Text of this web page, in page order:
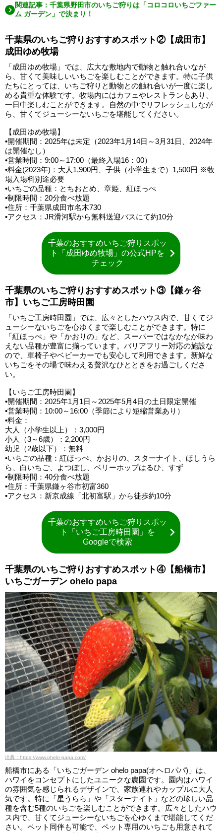
関連記事：千葉県野田市のいちご狩りは「コロコロいちごファー
ム ガーデン」で決まり！
千葉県のいちご狩りおすすめスポット②【成田市】
成田ゆめ牧場
「成田ゆめ牧場」では、広大な敷地内で動物と触れ合いなが
ら、甘くて美味しいいちごを楽しむことができます。特に子供
たちにとっては、いちご狩りと動物との触れ合いが一度に楽し
める貴重な体験です。牧場内にはカフェやレストランもあり、
一日中楽しむことができます。自然の中でリフレッシュしなが
ら、甘くてジューシーないちごを堪能してください。
【成田ゆめ牧場】
•開催期間：2025年は未定（2023年1月14日～3月31日、2024年
は開催なし）
•営業時間：9:00～17:00（最終入場16：00）
•料金(2023年)：大人1,900円、子供（小学生まで）1,500円 ※牧
場入場料別途必要
•いちごの品種：とちおとめ、章姫、紅ほっぺ
•制限時間：20分食べ放題
•住所：千葉県成田市名木730
•アクセス：JR滑河駅から無料送迎バスにて約10分
千葉のおすすめいちご狩りスポッ
ト「成田ゆめ牧場」の公式HPを
チェック
千葉県のいちご狩りおすすめスポット③【鎌ヶ谷
市】いちご工房時田園
「いちご工房時田園」では、広々としたハウス内で、甘くてジ
ューシーないちごを心ゆくまで楽しむことができます。特に
「紅ほっぺ」や「かおりの」など、スーパーではなかなか味わ
えない品種が豊富に揃っています。バリアフリー対応の施設な
ので、車椅子やベビーカーでも安心して利用できます。新鮮な
いちごをその場で味わえる贅沢なひとときをお過ごしくださ
い。
【いちご工房時田園】
•開催期間：2025年1月1日～2025年5月4日の土日限定開催
•営業時間：10:00～16:00（季節により短縮営業あり）
•料金：
大人（小学生以上）：3,000円
小人（3～6歳）：2,200円
幼児（2歳以下）：無料
•いちごの品種：紅ほっぺ、かおりの、スターナイト、ほしうら
ら、白いちご、よつぼし、ベリーホップはるひ、すず
•制限時間：40分食べ放題
•住所：千葉県鎌ヶ谷市初富360
•アクセス：新京成線「北初富駅」から徒歩約10分
千葉のおすすめいちご狩りスポッ
ト「いちご工房時田園」を
Googleで検索
千葉県のいちご狩りおすすめスポット④【船橋市】
いちごガーデン ohelo papa
出典：https://www.ohelo-papa.com/
船橋市にある「いちごガーデン ohelo papa(オヘロパパ)」は、
ハワイをコンセプトにしたユニークな農園です。園内はハワイ
の雰囲気を感じられるデザインで、家族連れやカップルに大人
気です。特に「星うらら」や「スターナイト」などの珍しい品
種を含む5種のいちごを楽しむことができます。広々としたハウ
ス内で、甘くてジューシーないちごを心ゆくまで堪能してくだ
さい。ペット同伴も可能で、ペット専用のいちごも用意されて